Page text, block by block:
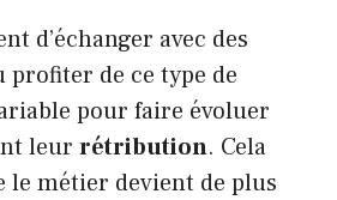
d’échanger avec des
profiter de ce type de
pour faire évoluer
leur rétribution. Cela
le métier devient de plus